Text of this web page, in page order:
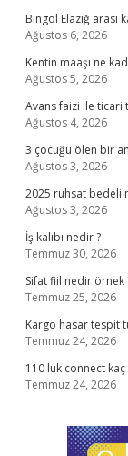
Bingöl Elazığ arası
Ağustos 6, 2026
Kentin maaşı ne
Ağustos 5, 2026
Avans faizi ile ticari
Ağustos 4, 2026
3 çocuğu ölen bir
Ağustos 3, 2026
2025 ruhsat bedeli
Ağustos 3, 2026
İş kalıbı nedir ?
Temmuz 30, 2026
Sifat fiil nedir örnek
Temmuz 25, 2026
Kargo hasar tespit
Temmuz 24, 2026
110 luk connect
Temmuz 24, 2026